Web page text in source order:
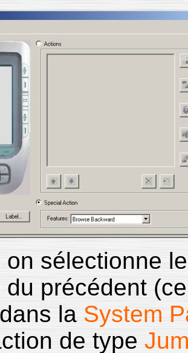
on sélectionne
du précédent
la System
de type